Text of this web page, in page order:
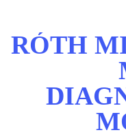
RÓTH